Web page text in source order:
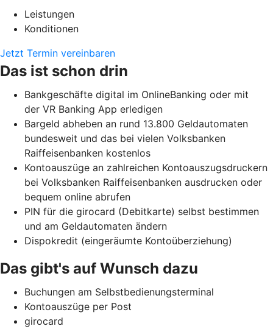
Leistungen
Konditionen
Jetzt Termin vereinbaren
Das ist schon drin
Bankgeschäfte digital im OnlineBanking oder mit
der VR Banking App erledigen
Bargeld abheben an rund 13.800 Geldautomaten
bundesweit und das bei vielen Volksbanken
Raiffeisenbanken kostenlos
Kontoauszüge an zahlreichen Kontoauszugsdruckern
bei Volksbanken Raiffeisenbanken ausdrucken oder
bequem online abrufen
PIN für die girocard (Debitkarte) selbst bestimmen
und am Geldautomaten ändern
Dispokredit (eingeräumte Kontoüberziehung)
Das gibt's auf Wunsch dazu
Buchungen am Selbstbedienungsterminal
Kontoauszüge per Post
girocard